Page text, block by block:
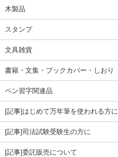
木製品
スタンプ
文具雑貨
書籍・文集・ブックカバー・しおり
ペン習字関連品
[記事]はじめて万年筆を使われる方に
[記事]司法試験受験生の方に
[記事]委託販売について